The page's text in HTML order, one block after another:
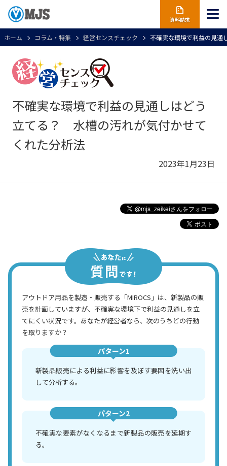
資料請求
ホーム コラム・特集 経営センスチェック 不確実な環境で利益の見
不確実な環境で利益の見通しはどう
立てる？ 水槽の汚れが気付かせて
くれた分析法
2023年1月23日
アウトドア用品を製造・販売する「MIROCS」は、新製品の販
売を計画していますが、不確実な環境下で利益の見通しを立
てにくい状況です。あなたが経営者なら、次のうちどの行動
を取りますか？
パターン1
新製品販売による利益に影響を及ぼす要因を洗い出
して分析する。
パターン2
不確実な要素がなくなるまで新製品の販売を延期す
る。